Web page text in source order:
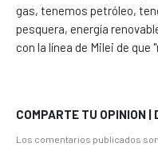
gas, tenemos petróleo,
pesquera, energía
con la línea de Milei de que
COMPARTE TU OPINION |
Los comentarios publicados